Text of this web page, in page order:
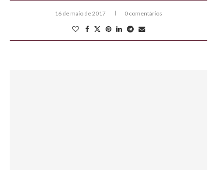
16 de maio de 2017 0 comentários